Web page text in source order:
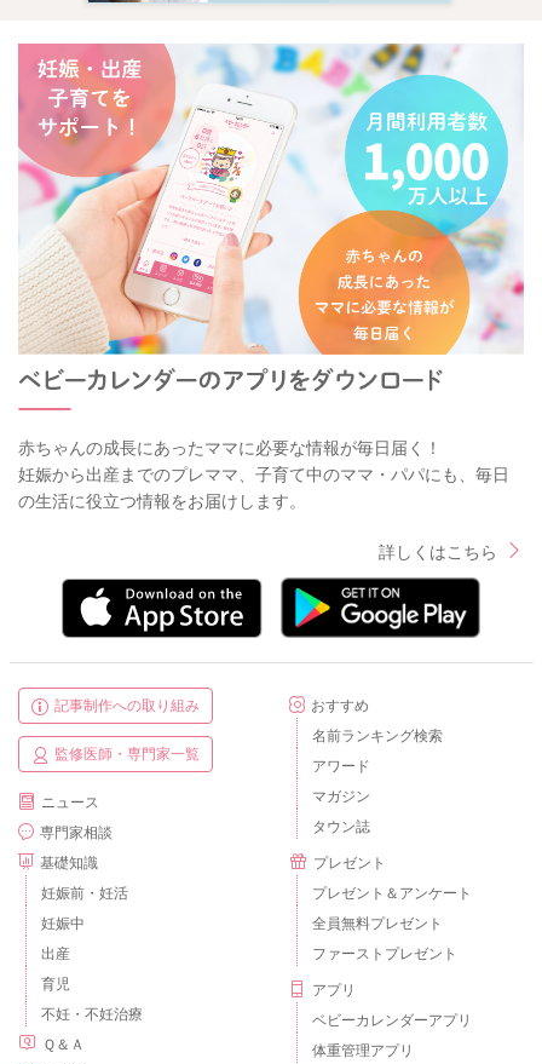
赤ちゃんの成長にあったママに必要な情報が毎日届く！
妊娠から出産までのプレママ、子育て中のママ・パパにも、毎日
の生活に役立つ情報をお届けします。
詳しくはこちら
記事制作への取り組み
監修医師・専門家一覧
ニュース
専門家相談
基礎知識
妊娠前・妊活
妊娠中
出産
育児
不妊・不妊治療
Ｑ＆Ａ
おすすめ
名前ランキング検索
アワード
マガジン
タウン誌
プレゼント
プレゼント＆アンケート
全員無料プレゼント
ファーストプレゼント
アプリ
ベビーカレンダーアプリ
体重管理アプリ